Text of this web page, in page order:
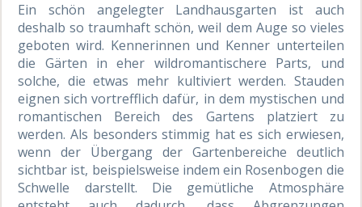
Ein schön angelegter Landhausgarten ist auch
deshalb so traumhaft schön, weil dem Auge so vieles
geboten wird. Kennerinnen und Kenner unterteilen
die Gärten in eher wildromantischere Parts, und
solche, die etwas mehr kultiviert werden. Stauden
eignen sich vortrefflich dafür, in dem mystischen und
romantischen Bereich des Gartens platziert zu
werden. Als besonders stimmig hat es sich erwiesen,
wenn der Übergang der Gartenbereiche deutlich
sichtbar ist, beispielsweise indem ein Rosenbogen die
Schwelle darstellt. Die gemütliche Atmosphäre